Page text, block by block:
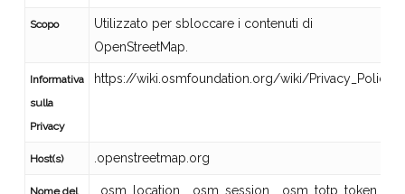
Scopo
Utilizzato per sbloccare i contenuti di
OpenStreetMap.
Informativa
sulla
Privacy
https://wiki.osmfoundation.org/wiki/Privacy_Policy
Host(s) .openstreetmap.org
Nome del _osm_location, _osm_session, _osm_totp_token,